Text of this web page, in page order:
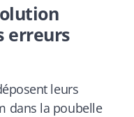
erreurs
leurs
dans la poubelle